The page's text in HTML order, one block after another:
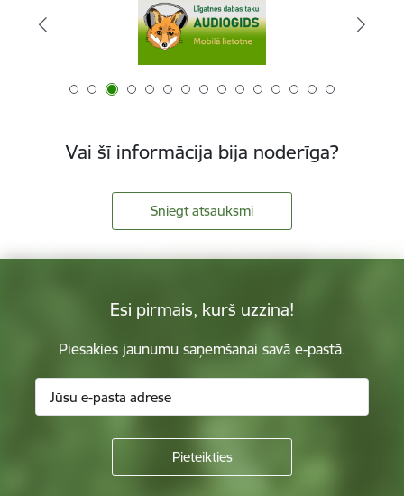
Vai šī informācija bija noderīga?
Sniegt atsauksmi
Esi pirmais, kurš uzzina!
Piesakies jaunumu saņemšanai savā e-pastā.